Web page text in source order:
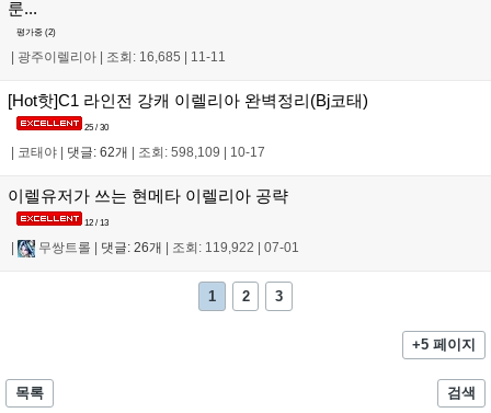
룬...
평가중 (2)
| 광주이렐리아 | 조회: 16,685 | 11-11
[Hot핫]C1 라인전 강캐 이렐리아 완벽정리(Bj코태)
25 / 30
코태야 댓글: 62개 조회: 598,109 10-17
이렐유저가 쓰는 현메타 이렐리아 공략
12 / 13
무쌍트롤 댓글: 26개 조회: 119,922 07-01
1 2 3
+5 페이지
목록 검색